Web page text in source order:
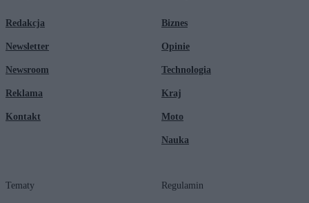
Redakcja
Newsletter
Newsroom
Reklama
Kontakt
Biznes
Opinie
Technologia
Kraj
Moto
Nauka
Tematy Regulamin